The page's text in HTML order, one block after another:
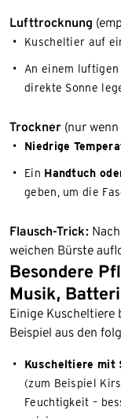
Lufttrocknung
Kuscheltier auf
An einem
direkte Sonne
Trockner (nur
Niedrige
Ein Handtuch
geben, um die
Flausch-Trick:
weichen Bürste
Besondere
Musik,
Einige Kuscheltiere
Beispiel aus den
Kuscheltiere mit
(zum Beispiel
Feuchtigkeit –